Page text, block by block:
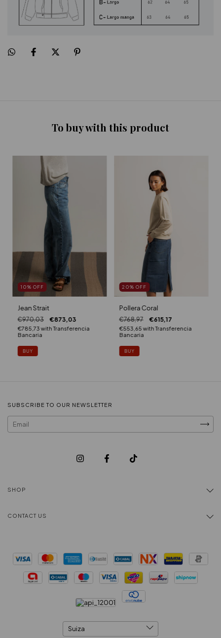
To buy with this product
10% OFF
Jean Strait
€970,03 €873,03
€785,73with Transferencia
Bancaria
BUY
20%OFF
Pollera Coral
€768,97 €615,17
€553,65withTransferencia
Bancaria
BUY
SUBSCRIBE TO OUR NEWSLETTER
SHOP
CONTACT US